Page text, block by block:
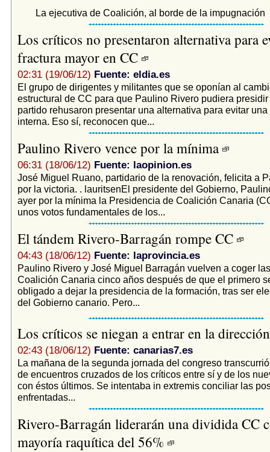
La ejecutiva de Coalición, al borde de la impugnación
Los críticos no presentaron alternativa para
fractura mayor en CC
02:31 (19/06/12) Fuente: eldia.es
El grupo de dirigentes y militantes que se oponían al
estructural de CC para que Paulino Rivero pudiera
partido rehusaron presentar una alternativa para evitar
interna. Eso sí, reconocen que...
Paulino Rivero vence por la mínima
06:31 (18/06/12) Fuente: laopinion.es
José Miguel Ruano, partidario de la renovación, felicita a
por la victoria. . lauritsenEl presidente del Gobierno,
ayer por la mínima la Presidencia de Coalición Canaria
unos votos fundamentales de los...
El tándem Rivero-Barragán rompe CC
04:43 (18/06/12) Fuente: laprovincia.es
Paulino Rivero y José Miguel Barragán vuelven a coger
Coalición Canaria cinco años después de que el primero
obligado a dejar la presidencia de la formación, tras ser
del Gobierno canario. Pero...
Los críticos se niegan a entrar en la
02:43 (18/06/12) Fuente: canarias7.es
La mañana de la segunda jornada del congreso
de encuentros cruzados de los críticos entre sí y de los
con éstos últimos. Se intentaba in extremis conciliar las
enfrentadas...
Rivero-Barragán liderarán una dividida CC
mayoría raquítica del 56%